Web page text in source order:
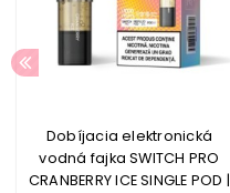
Dobíjacia elektronická
vodná fajka SWITCH PRO
CRANBERRY ICE SINGLE POD |